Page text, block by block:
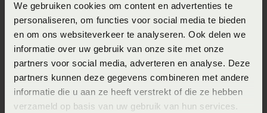
We gebruiken cookies om content en advertenties te
personaliseren, om functies voor social media te bieden
en om ons websiteverkeer te analyseren. Ook delen we
informatie over uw gebruik van onze site met onze
partners voor social media, adverteren en analyse. Deze
partners kunnen deze gegevens combineren met andere
informatie die u aan ze heeft verstrekt of die ze hebben
verzameld op basis van uw gebruik van hun services.
met een ledikant
Creëer snel je eigen stijl
met een ledikant. Er
zijn veel opties, zoals
superslanke modellen
met ruimte onder het
makkelijk schoon
te houden
Een ledikant is
eenvoudig schoon te
houden, vooral met een
houten frame. Een